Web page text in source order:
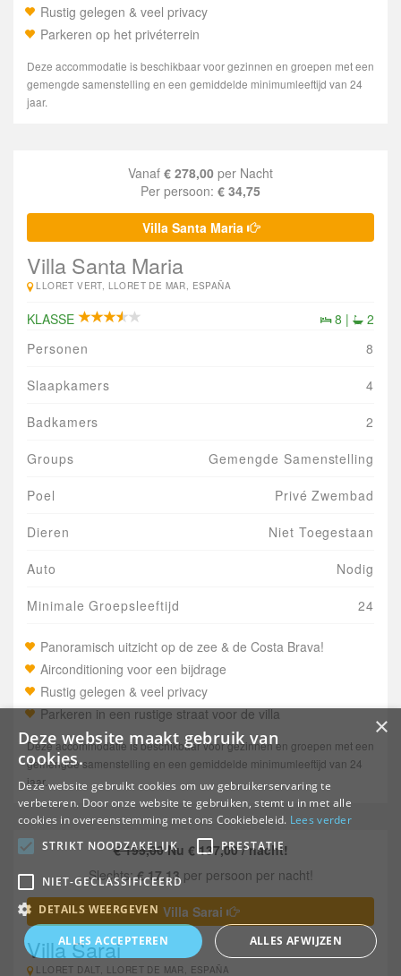
Rustig gelegen & veel privacy
Parkeren op het privéterrein
Deze accommodatie is beschikbaar voor gezinnen en groepen met een
gemengde samenstelling en een gemiddelde minimumleeftijd van 24
jaar.
Vanaf € 278,00 per Nacht
Per persoon: € 34,75
Villa Santa Maria
Villa Santa Maria
LLORET VERT, LLORET DE MAR, ESPAÑA
KLASSE 8 |
2
Personen
8
Slaapkamers 4
Badkamers 2
Groups Gemengde Samenstelling
Poel Privé Zwembad
Dieren Niet Toegestaan
Auto Nodig
Minimale Groepsleeftijd 24
Panoramisch uitzicht op de zee & de Costa Brava!
Airconditioning voor een bijdrage
Rustig gelegen & veel privacy
Parkeren in een rustige straat voor de villa
Deze accommodatie is beschikbaar voor gezinnen en groepen met een
gemengde samenstelling en een gemiddelde minimumleeftijd van 24
jaar.
€ 195,00Nu € 137,00 / nacht!
Slechts:€ 17,13per persoon per nacht!
Villa Sarai
Villa Sarai
LLORET DALT, LLORET DE MAR, ESPAÑA
×
Deze website maakt gebruik van
cookies.
Deze website gebruikt cookies om uw gebruikerservaring te
verbeteren. Door onze website te gebruiken, stemt u in met alle
cookies in overeenstemming met ons Cookiebeleid. Lees verder
STRIKT NOODZAKELIJK
PRESTATIE
NIET-GECLASSIFICEERD
DETAILS WEERGEVEN
ALLES ACCEPTEREN ALLES AFWIJZEN